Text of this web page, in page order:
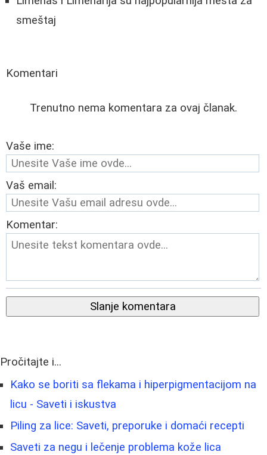
smeštaj
Komentari
Trenutno nema komentara za ovaj članak.
Vaše ime:
Vaš email:
Komentar:
Slanje komentara
Pročitajte i...
Kako se boriti sa flekama i hiperpigmentacijom na
licu - Saveti i iskustva
Piling za lice: Saveti, preporuke i domaći recepti
Saveti za negu i lečenje problema kože lica